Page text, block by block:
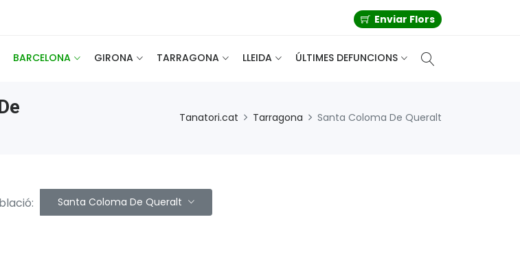
Enviar Flors
BARCELONA GIRONA TARRAGONA LLEIDA ÚLTIMES DEFUNCIONS
Tanatori.cat Tarragona Santa Coloma De Queralt
Santa Coloma De Queralt